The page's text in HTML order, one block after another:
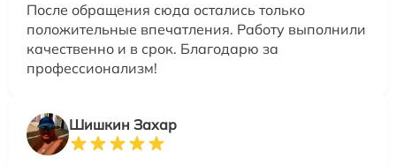
После обращения сюда остались только
положительные впечатления. Работу выполнили
качественно и в срок. Благодарю за
профессионализм!
Шишкин Захар